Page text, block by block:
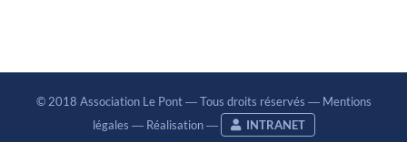
© 2018 Association Le Pont ― Tous droits réservés ― Mentions
légales ― Réalisation― INTRANET